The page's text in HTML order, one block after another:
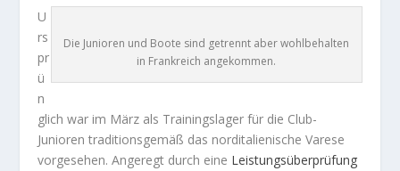
Die Junioren und Boote sind getrennt aber wohlbehalten
in Frankreich angekommen.
U
rs
pr
ü
n
glich war im März als Trainingslager für die Club-
Junioren traditionsgemäß das norditalienische Varese
vorgesehen. Angeregt durch eine Leistungsüberprüfung